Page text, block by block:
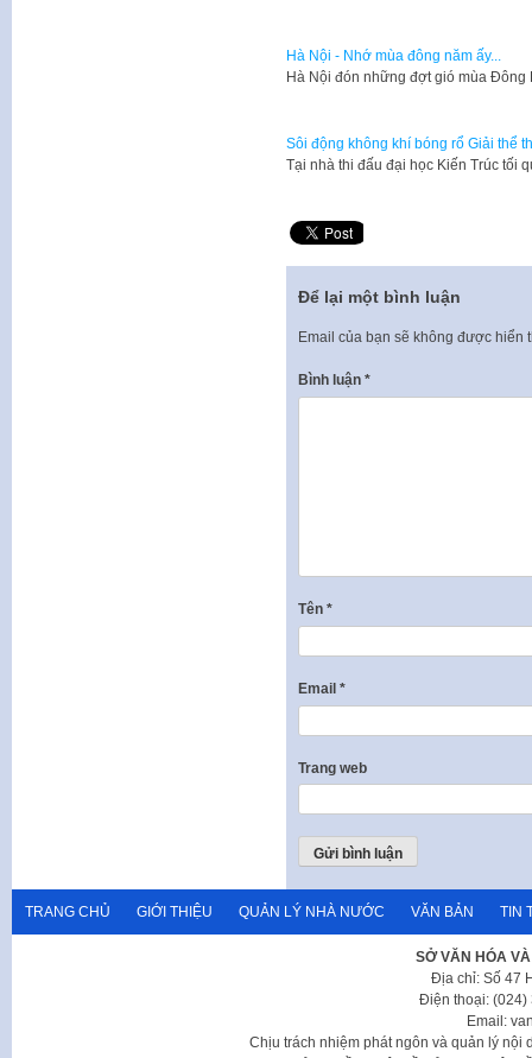
Hà Nội - Nhớ mùa đông năm ấy...
Hà Nội đón những đợt gió mùa
Sôi động không khí bóng rổ Giải thể
Tại nhà thi đấu đại học Kiến Trúc tối
Để lại một bình luận
Email của bạn sẽ không được hiển
Bình luận *
Tên *
Email *
Trang web
TRANG CHỦ GIỚI THIỆU QUẢN LÝ NHÀ NƯỚC VĂN BẢN TIN
SỞ VĂN HÓA
Địa chỉ: Số 47
Điện thoại: (024)
Email:
Chịu trách nhiệm phát ngôn và quản lý nội